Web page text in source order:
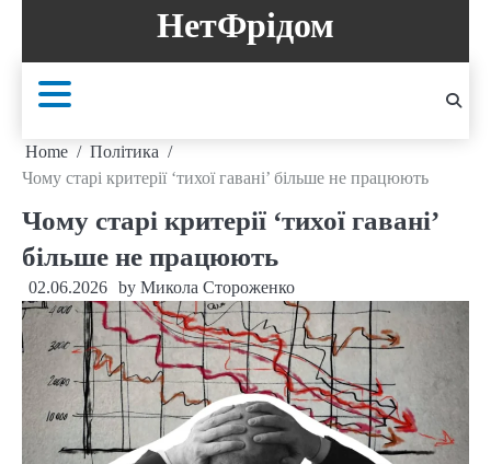
content
НетФрідом
Home
Політика
Чому старі критерії ‘тихої гавані’ більше не працюють
Чому старі критерії ‘тихої гавані’
більше не працюють
02.06.2026 by Микола Стороженко